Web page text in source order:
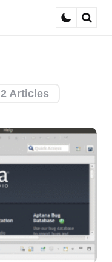
2 Articles